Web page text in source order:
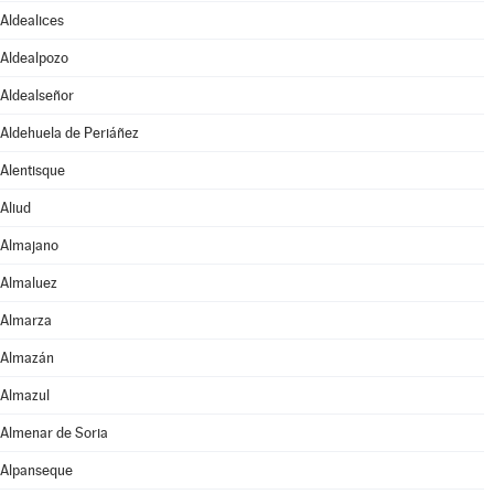
Aldealices
Aldealpozo
Aldealseñor
Aldehuela de Periáñez
Alentisque
Aliud
Almajano
Almaluez
Almarza
Almazán
Almazul
Almenar de Soria
Alpanseque